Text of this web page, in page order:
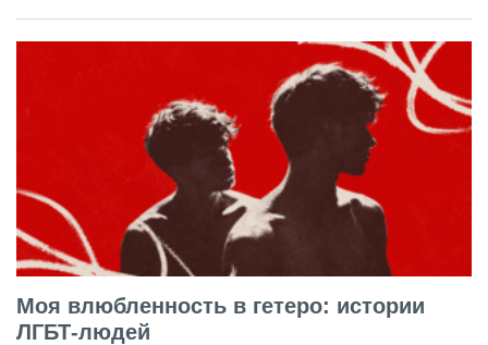
Моя влюбленность в гетеро: истории
ЛГБТ-людей